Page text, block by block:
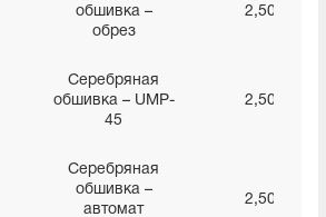
обшивка –
обрез
2,50%
Серебряная
обшивка – UMP-
45
2,50%
Серебряная
обшивка –
автомат
2,50%